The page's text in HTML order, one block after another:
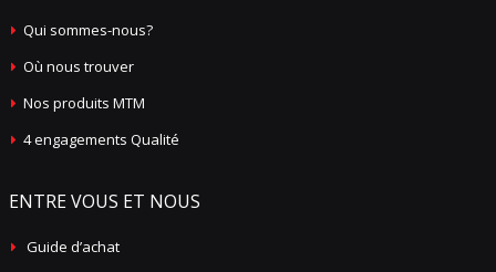
Qui sommes-nous?
Où nous trouver
Nos produits MTM
4 engagements Qualité
ENTRE VOUS ET NOUS
Guide d’achat